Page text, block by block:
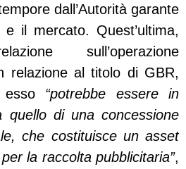
dall’Autorità garante
il mercato. Quest’ultima,
sull’operazione
relazione al titolo di GBR,
esso “potrebbe essere in
quello di una concessione
che costituisce un asset
la raccolta pubblicitaria”,